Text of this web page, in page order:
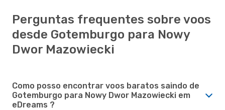
Perguntas frequentes sobre voos
desde Gotemburgo para Nowy
Dwor Mazowiecki
Como posso encontrar voos baratos saindo de
Gotemburgo para Nowy Dwor Mazowiecki em
eDreams ?